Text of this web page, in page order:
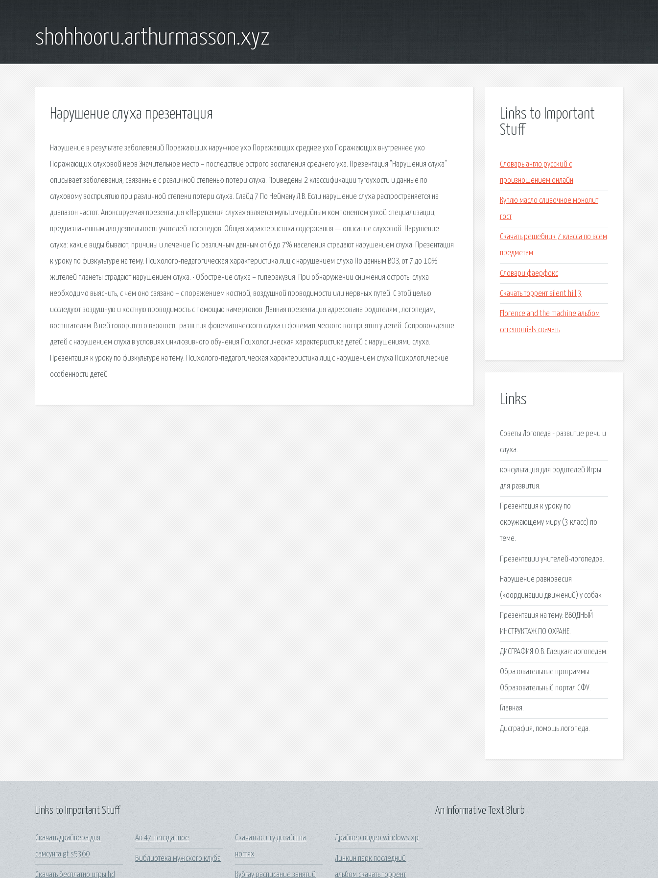
shohhooru.arthurmasson.xyz
Нарушение слуха презентация
Нарушение в результате заболеваний Поражающих наружное ухо Поражающих среднее ухо Поражающих внутреннее ухо
Поражающих слуховой нерв Значительное место – последствие острого воспаления среднего уха. Презентация "Нарушения слуха"
описывает заболевания, связанные с различной степенью потери слуха. Приведены 2 классификации тугоухости и данные по
слуховому восприятию при различной степени потери слуха. Слайд 7 По Нейману Л.В. Если нарушение слуха распространяется на
диапазон частот. Анонсируемая презентация «Нарушения слуха» является мультимедийным компонентом узкой специализации,
предназначенным для деятельности учителей-логопедов. Общая характеристика содержания — описание слуховой. Нарушение
слуха: какие виды бывают, причины и лечение По различным данным от 6 до 7% населения страдают нарушением слуха. Презентация
к уроку по физкультуре на тему: Психолого-педагогическая характеристика лиц с нарушением слуха По данным ВОЗ, от 7 до 10%
жителей планеты страдают нарушением слуха. • Обострение слуха – гиперакузия. При обнаружении снижения остроты слуха
необходимо выяснить, с чем оно связано – с поражением костной, воздушной проводимости или нервных путей. С этой целью
исследуют воздушную и костную проводимость с помощью камертонов. Данная презентация адресована родителям , логопедам,
воспитателям. В ней говорится о важности развития фонематического слуха и фонематического восприятия у детей. Сопровождение
детей с нарушением слуха в условиях инклюзивного обучения Психологическая характеристика детей с нарушениями слуха.
Презентация к уроку по физкультуре на тему: Психолого-педагогическая характеристика лиц с нарушением слуха Психологические
особенности детей
Links to Important
Stuff
Словарь англо русский с
произношением онлайн
Куплю масло сливочное монолит
гост
Скачать решебник 7 класса по всем
предметам
Словари фаерфокс
Скачать торрент silent hill 3
Florence and the machine альбом
ceremonials скачать
Links
Советы Логопеда - развитие речи и
слуха.
консультация для родителей Игры
для развития.
Презентация к уроку по
окружающему миру (3 класс) по
теме.
Презентации учителей-логопедов.
Нарушение равновесия
(координации движений) у собак
Презентация на тему: ВВОДНЫЙ
ИНСТРУКТАЖ ПО ОХРАНЕ.
ДИСГРАФИЯ О.В. Елецкая: логопедам.
Образовательные программы
Образовательный портал СФУ.
Главная.
Дисграфия, помощь логопеда.
Links to Important Stuff
Скачать драйвера для
самсунга gt s5360
Скачать бесплатно игры hd
Ак 47 неизданное
Библиотека мужского клуба
Скачать книгу дизайн на
ногтях
Кубгау расписание занятий
Драйвер видео windows xp
Линкин парк последний
альбом скачать торрент
An Informative Text Blurb